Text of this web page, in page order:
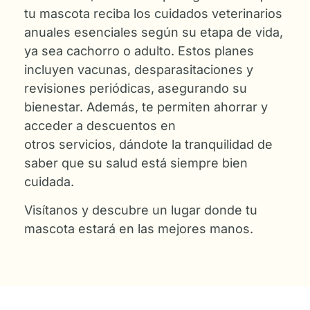
tu mascota reciba los cuidados veterinarios
anuales esenciales según su etapa de vida,
ya sea cachorro o adulto. Estos planes
incluyen vacunas, desparasitaciones y
revisiones periódicas, asegurando su
bienestar. Además, te permiten ahorrar y
acceder a descuentos en
otros servicios, dándote la tranquilidad de
saber que su salud está siempre bien
cuidada.
Visítanos y descubre un lugar donde tu
mascota estará en las mejores manos.